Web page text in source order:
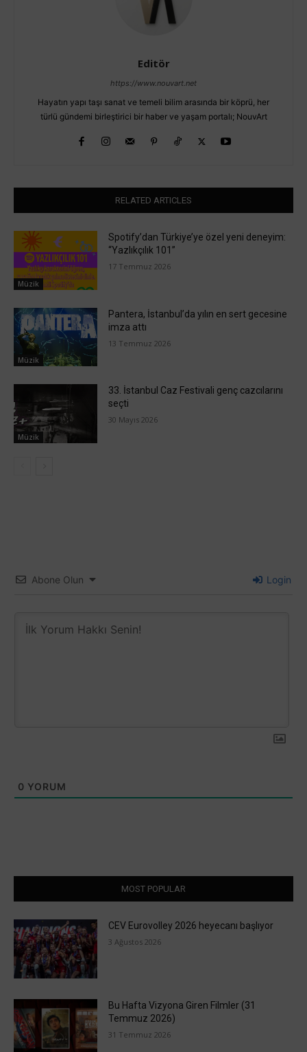
Editör
https://www.nouvart.net
Hayatın yapı taşı sanat ve temeli bilim arasında bir köprü, her
türlü gündemi birleştirici bir haber ve yaşam portalı; NouvArt
RELATED ARTICLES
Müzik
Spotify’dan Türkiye’ye özel yeni deneyim:
“Yazlıkçılık 101”
17 Temmuz 2026
Müzik
Pantera, İstanbul’da yılın en sert gecesine
imza attı
13 Temmuz 2026
Müzik
33. İstanbul Caz Festivali genç cazcılarını
seçti
30 Mayıs 2026
Abone Olun Login
0 YORUM
MOST POPULAR
CEV Eurovolley 2026 heyecanı başlıyor
3 Ağustos 2026
Bu Hafta Vizyona Giren Filmler (31
Temmuz 2026)
31 Temmuz 2026